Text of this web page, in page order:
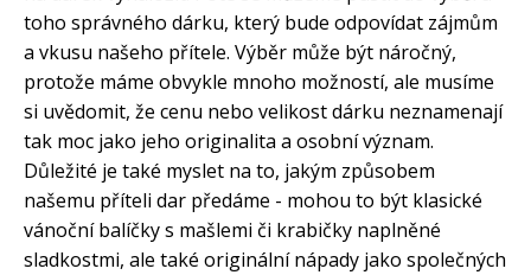
toho správného dárku, který bude odpovídat zájmům
a vkusu našeho přítele. Výběr může být náročný,
protože máme obvykle mnoho možností, ale musíme
si uvědomit, že cenu nebo velikost dárku neznamenají
tak moc jako jeho originalita a osobní význam.
Důležité je také myslet na to, jakým způsobem
našemu příteli dar předáme - mohou to být klasické
vánoční balíčky s mašlemi či krabičky naplněné
sladkostmi, ale také originální nápady jako společných